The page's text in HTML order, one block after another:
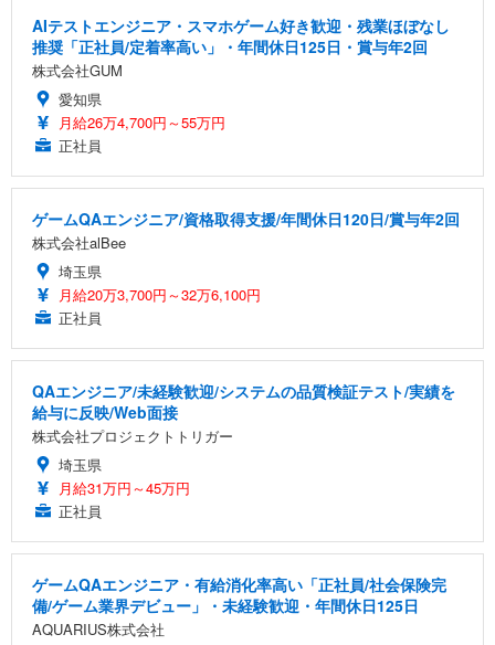
AIテストエンジニア・スマホゲーム好き歓迎・残業ほぼなし
推奨「正社員/定着率高い」・年間休日125日・賞与年2回
株式会社GUM
愛知県
月給26万4,700円～55万円
正社員
ゲームQAエンジニア/資格取得支援/年間休日120日/賞与年2回
株式会社alBee
埼玉県
月給20万3,700円～32万6,100円
正社員
QAエンジニア/未経験歓迎/システムの品質検証テスト/実績を
給与に反映/Web面接
株式会社プロジェクトトリガー
埼玉県
月給31万円～45万円
正社員
ゲームQAエンジニア・有給消化率高い「正社員/社会保険完
備/ゲーム業界デビュー」・未経験歓迎・年間休日125日
AQUARIUS株式会社